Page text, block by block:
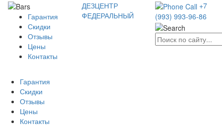
Гарантия
Скидки
Отзывы
Цены
Контакты
ДЕЗЦЕНТР
ФЕДЕРАЛЬНЫЙ
+7
(993) 993-96-86
Гарантия
Скидки
Отзывы
Цены
Контакты